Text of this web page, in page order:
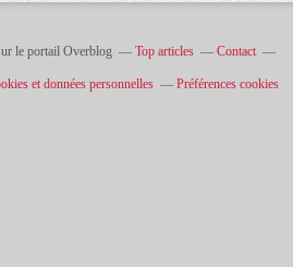
le portail Overblog Top articles Contact
et données personnelles Préférences cookies